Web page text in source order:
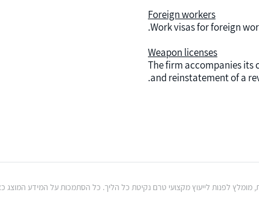
Foreign workers
Work visas for foreign
Weapon licenses
The firm accompanies its
and reinstatement of a
מומלץ לפנות לייעוץ מקצועי טרם נקיטת כל הליך. כל הסתמכות על המידע